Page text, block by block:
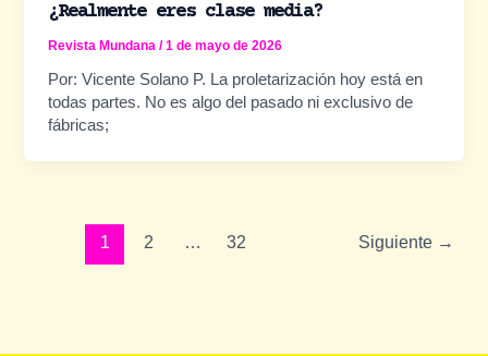
¿Realmente eres clase media?
Revista Mundana/1 de mayo de 2026
Por: Vicente Solano P. La proletarización hoy está en
todas partes. No es algo del pasado ni exclusivo de
fábricas;
1 2 … 32 Siguiente →